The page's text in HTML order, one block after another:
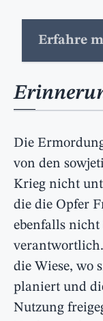
Erfahre
Die
von den
Krieg nicht
die die Opfer
ebenfalls nicht
die Wiese, wo
planiert und
Nutzung